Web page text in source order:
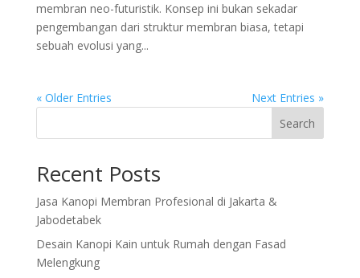
membran neo-futuristik. Konsep ini bukan sekadar
pengembangan dari struktur membran biasa, tetapi
sebuah evolusi yang...
« Older Entries
Next Entries »
Search
Recent Posts
Jasa Kanopi Membran Profesional di Jakarta &
Jabodetabek
Desain Kanopi Kain untuk Rumah dengan Fasad
Melengkung